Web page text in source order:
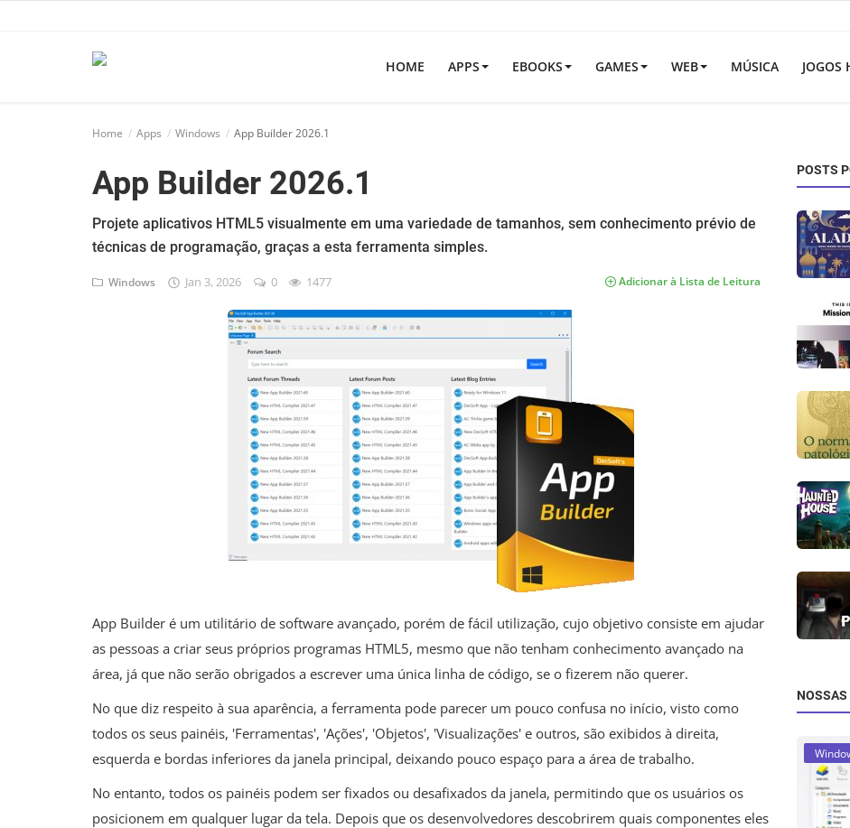
HOME APPS EBOOKS GAMES WEB MÚSICA JOGOS
Home Apps Windows App Builder 2026.1
App Builder 2026.1
Projete aplicativos HTML5 visualmente em uma variedade de tamanhos, sem conhecimento prévio de
técnicas de programação, graças a esta ferramenta simples.
Windows Jan 3, 2026 0 1477 Adicionar à Lista de Leitura
App Builder é um utilitário de software avançado, porém de fácil utilização, cujo objetivo consiste em ajudar
as pessoas a criar seus próprios programas HTML5, mesmo que não tenham conhecimento avançado na
área, já que não serão obrigados a escrever uma única linha de código, se o fizerem não querer.
No que diz respeito à sua aparência, a ferramenta pode parecer um pouco confusa no início, visto como
todos os seus painéis, 'Ferramentas', 'Ações', 'Objetos', 'Visualizações' e outros, são exibidos à direita,
esquerda e bordas inferiores da janela principal, deixando pouco espaço para a área de trabalho.
No entanto, todos os painéis podem ser fixados ou desafixados da janela, permitindo que os usuários os
posicionem em qualquer lugar da tela. Depois que os desenvolvedores descobrirem quais componentes eles
POSTS
NOSSAS